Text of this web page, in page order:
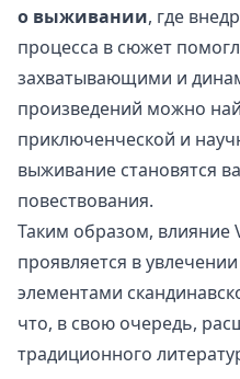
о выживании, где
процесса в сюжет
захватывающими и
произведений можно
приключенческой и
выживание становятся
повествования.
Таким образом, влияние
проявляется в
элементами
что, в свою очередь,
традиционного